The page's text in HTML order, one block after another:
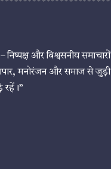
निष्पक्ष और विश्वसनीय समाचारों
मनोरंजन और समाज से जुड़ी
रहें।”